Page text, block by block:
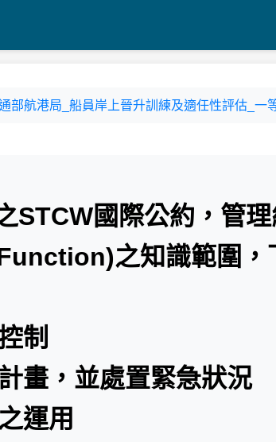
部航港局_船員岸上晉升訓練及適任性評估_一
STCW國際公約，管
之知識範圍，
制
畫，並處置緊急狀況
運用